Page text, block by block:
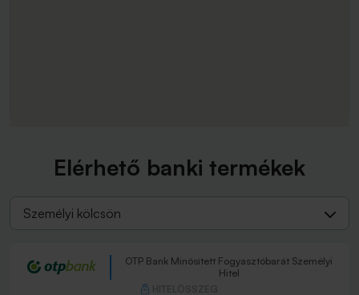
Elérhető banki termékek
Személyi kölcsön
OTP Bank Minősített Fogyasztóbarát Személyi
Hitel